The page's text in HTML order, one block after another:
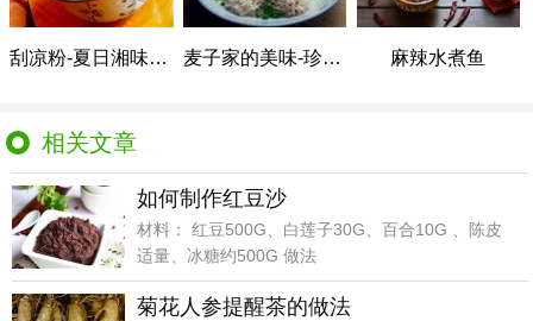
刮凉粉-夏日湘味小吃 麦子家的美味-珍珠丸子 麻辣水煮鱼
相关文章
如何制作红豆沙
材料： 红豆500G、白莲子30G、百合10G 、陈皮
适量、冰糖约500G 做法
菊花人参提醒茶的做法